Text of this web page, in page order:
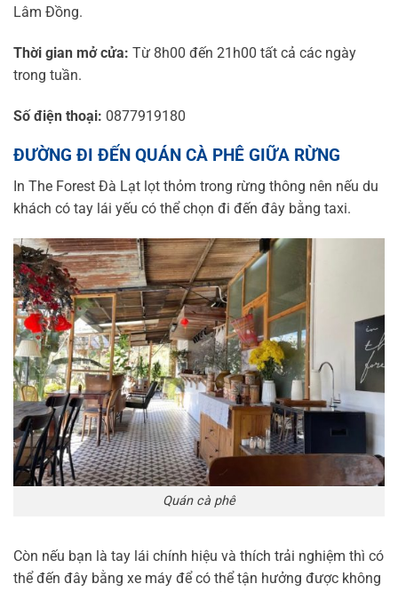
Lâm Đồng.
Thời gian mở cửa: Từ 8h00 đến 21h00 tất cả các ngày
trong tuần.
Số điện thoại: 0877919180
ĐƯỜNG ĐI ĐẾN QUÁN CÀ PHÊ GIỮA RỪNG
In The Forest Đà Lạt lọt thỏm trong rừng thông nên nếu du
khách có tay lái yếu có thể chọn đi đến đây bằng taxi.
Quán cà phê
Còn nếu bạn là tay lái chính hiệu và thích trải nghiệm thì có
thể đến đây bằng xe máy để có thể tận hưởng được không